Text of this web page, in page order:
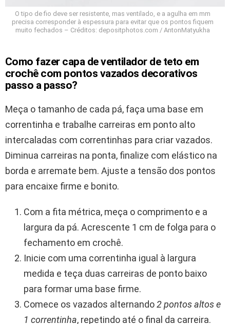
O tipo de fio deve ser resistente, mas ventilado, e a agulha em mm
precisa corresponder à espessura para evitar que os pontos fiquem
muito fechados – Créditos: depositphotos.com / AntonMatyukha
Como fazer capa de ventilador de teto em
crochê com pontos vazados decorativos
passo a passo?
Meça o tamanho de cada pá, faça uma base em
correntinha e trabalhe carreiras em ponto alto
intercaladas com correntinhas para criar vazados.
Diminua carreiras na ponta, finalize com elástico na
borda e arremate bem. Ajuste a tensão dos pontos
para encaixe firme e bonito.
Com a fita métrica, meça o comprimento e a
largura da pá. Acrescente 1 cm de folga para o
fechamento em crochê.
Inicie com uma correntinha igual à largura
medida e teça duas carreiras de ponto baixo
para formar uma base firme.
Comece os vazados alternando2 pontos altos e
1 correntinha, repetindo até o final da carreira.